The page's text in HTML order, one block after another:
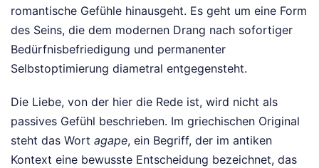
romantische Gefühle hinausgeht. Es geht um eine Form
des Seins, die dem modernen Drang nach sofortiger
Bedürfnisbefriedigung und permanenter
Selbstoptimierung diametral entgegensteht.
Die Liebe, von der hier die Rede ist, wird nicht als
passives Gefühl beschrieben. Im griechischen Original
steht das Wort agape, ein Begriff, der im antiken
Kontext eine bewusste Entscheidung bezeichnet, das